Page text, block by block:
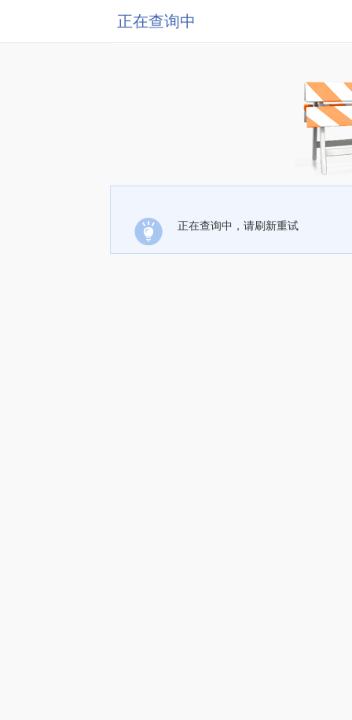
正在查询中
正在查询中，请刷新重试